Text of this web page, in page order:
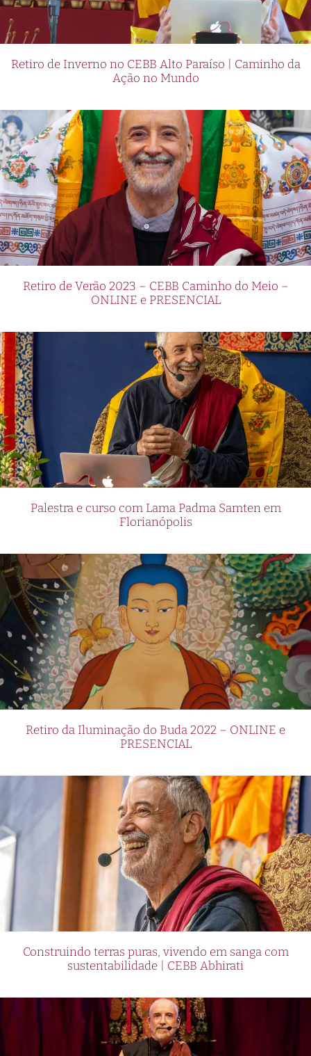
Retiro de Inverno no CEBB Alto Paraíso | Caminho da
Ação no Mundo
Retiro de Verão 2023 – CEBB Caminho do Meio –
ONLINE e PRESENCIAL
Palestra e curso com Lama Padma Samten em
Florianópolis
Retiro da Iluminação do Buda 2022 – ONLINE e
PRESENCIAL
Construindo terras puras, vivendo em sanga com
sustentabilidade | CEBB Abhirati